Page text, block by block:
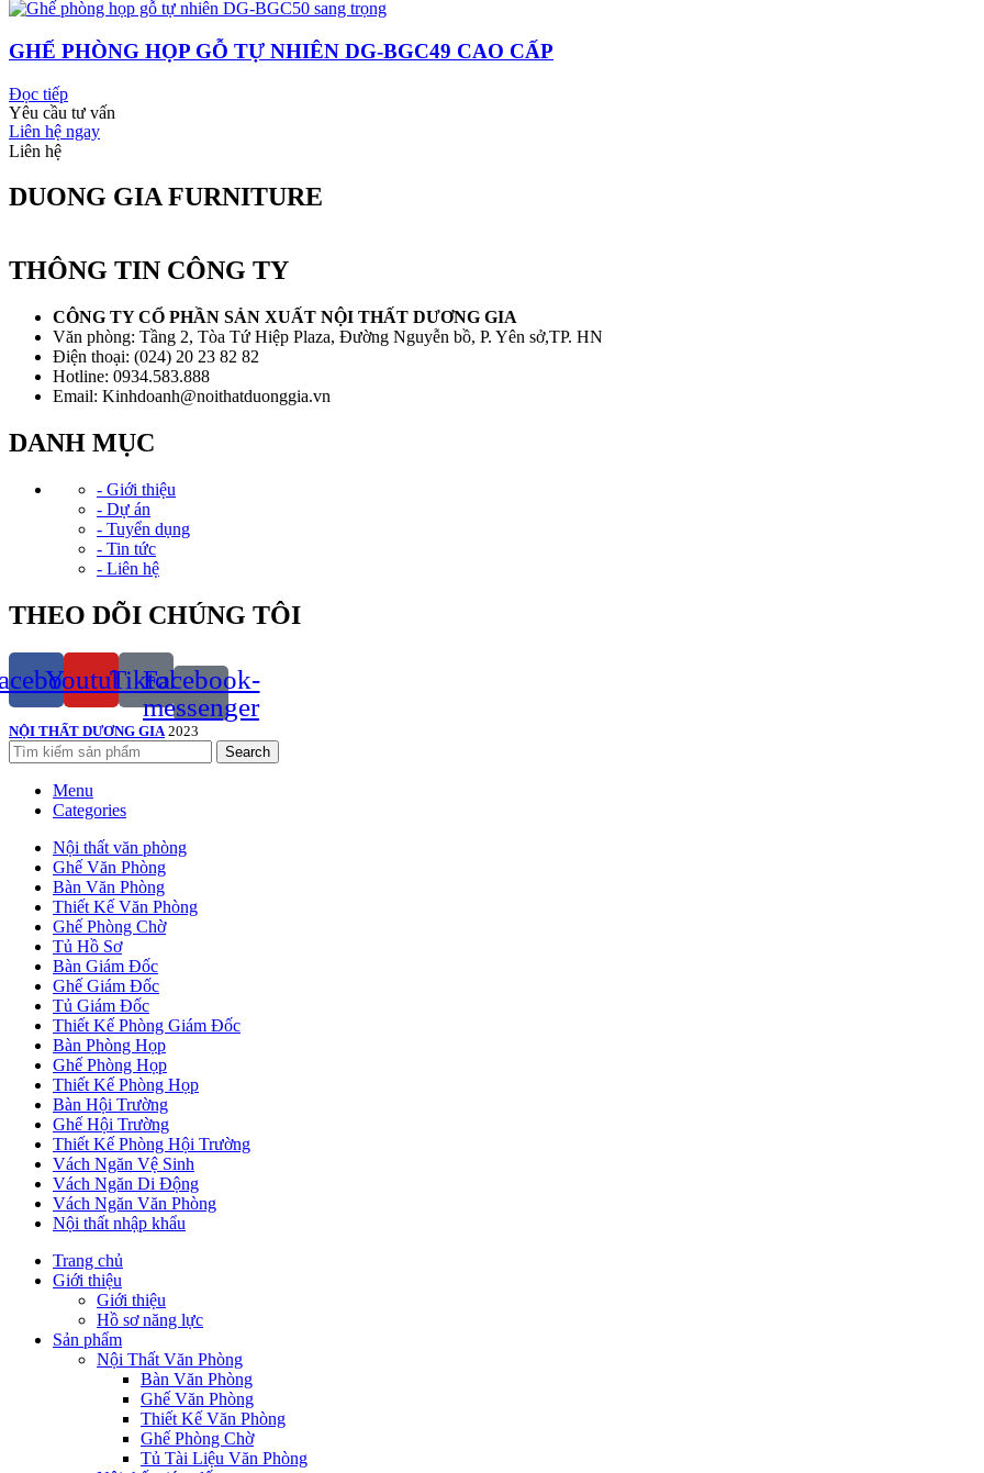
GHẾ PHÒNG HỌP GỖ TỰ NHIÊN DG-BGC49 CAO CẤP
Đọc tiếp
Yêu cầu tư vấn
Liên hệ ngay
Liên hệ
DUONG GIA FURNITURE
THÔNG TIN CÔNG TY
CÔNG TY CỔ PHẦN SẢN XUẤT NỘI THẤT DƯƠNG GIA
Văn phòng: Tầng 2, Tòa Tứ Hiệp Plaza, Đường Nguyễn bồ, P. Yên sở,TP. HN
Điện thoại: (024) 20 23 82 82
Hotline: 0934.583.888
Email: Kinhdoanh@noithatduonggia.vn
DANH MỤC
- Giới thiệu
- Dự án
- Tuyển dụng
- Tin tức
- Liên hệ
THEO DÕI CHÚNG TÔI
YoutubeTiktok
Facebook-
messenger
NỘI THẤT DƯƠNG GIA 2023
Search
Menu
Categories
Nội thất văn phòng
Ghế Văn Phòng
Bàn Văn Phòng
Thiết Kế Văn Phòng
Ghế Phòng Chờ
Tủ Hồ Sơ
Bàn Giám Đốc
Ghế Giám Đốc
Tủ Giám Đốc
Thiết Kế Phòng Giám Đốc
Bàn Phòng Họp
Ghế Phòng Họp
Thiết Kế Phòng Họp
Bàn Hội Trường
Ghế Hội Trường
Thiết Kế Phòng Hội Trường
Vách Ngăn Vệ Sinh
Vách Ngăn Di Động
Vách Ngăn Văn Phòng
Nội thất nhập khẩu
Trang chủ
Giới thiệu
Giới thiệu
Hồ sơ năng lực
Sản phẩm
Nội Thất Văn Phòng
Bàn Văn Phòng
Ghế Văn Phòng
Thiết Kế Văn Phòng
Ghế Phòng Chờ
Tủ Tài Liệu Văn Phòng